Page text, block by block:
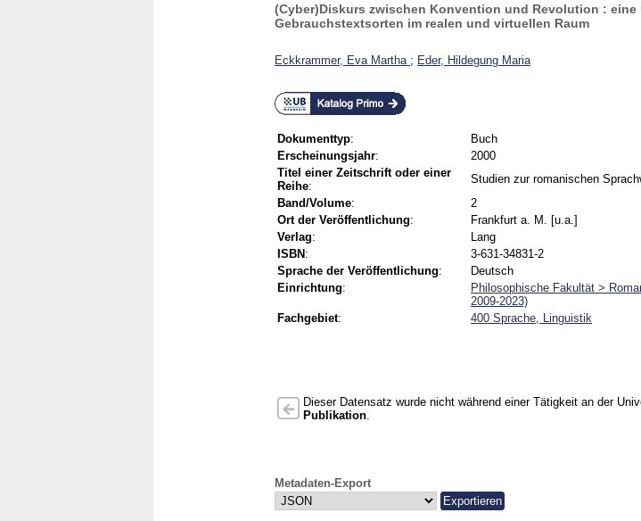
(Cyber)Diskurs zwischen Konvention und Revolution :
Gebrauchstextsorten im realen und virtuellen Raum
Eckkrammer, Eva Martha ; Eder, Hildegung Maria
Dokumenttyp:
Buch
Erscheinungsjahr:
2000
Titel einer Zeitschrift oder einer
Reihe:
Studien zur romanischen
Band/Volume:
2
Ort der Veröffentlichung:
Frankfurt a. M. [u.a.]
Verlag:
Lang
ISBN :
3-631-34831-2
Sprache der Veröffentlichung:
Deutsch
Einrichtung:
Philosophische Fakultät >
2009-2023)
Fachgebiet: 400 Sprache, Linguistik
Dieser Datensatz wurde nicht während einer Tätigkeit an der
Publikation
Metadaten-Export